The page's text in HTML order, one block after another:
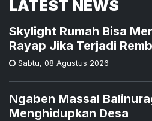
LATEST NEWS
Skylight Rumah Bisa
Rayap Jika Terjadi
Sabtu, 08 Agustus 2026
Ngaben Massal
Menghidupkan Desa